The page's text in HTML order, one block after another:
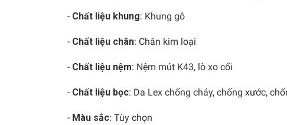
- Chất liệu khung: Khung gỗ
- Chất liệu chân: Chân kim loại
- Chất liệu nệm: Nệm mút K43, lò xo cối
- Chất liệu bọc: Da Lex chống cháy, chống xước,
- Màu sắc: Tùy chọn